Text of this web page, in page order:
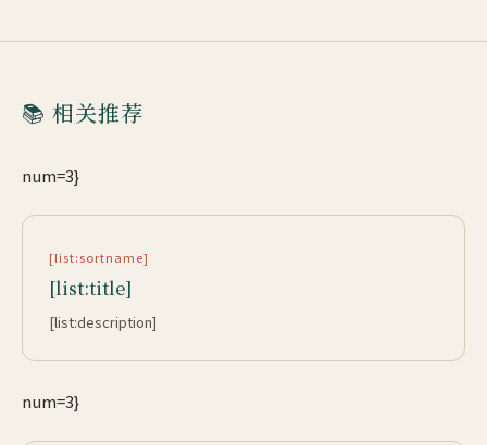
📚 相关推荐
num=3}
[list:sortname]
[list:title]
[list:description]
num=3}